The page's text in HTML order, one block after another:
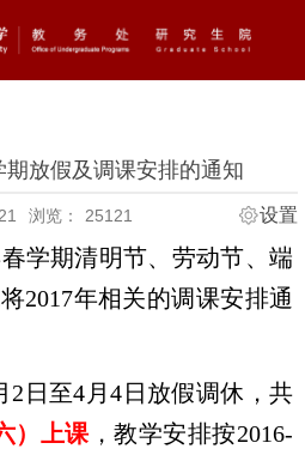
放假及调课安排的通知
浏览： 25121 设置
学期清明节、劳动节、端
2017年相关的调课安排通
2 日至4 月4 日放假调休，共
）上课，教学安排按2016-